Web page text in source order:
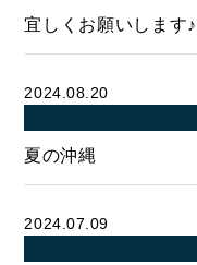
宜しくお願いします♪
2024.08.20
夏の沖縄
2024.07.09